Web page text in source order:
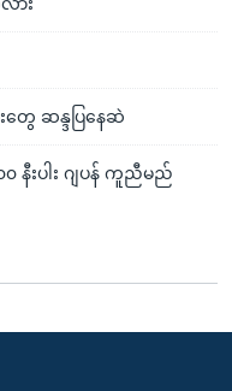
ေ ဆန္ဒပြနေဆဲ
နီးပါး ဂျပန် ကူညီမည်